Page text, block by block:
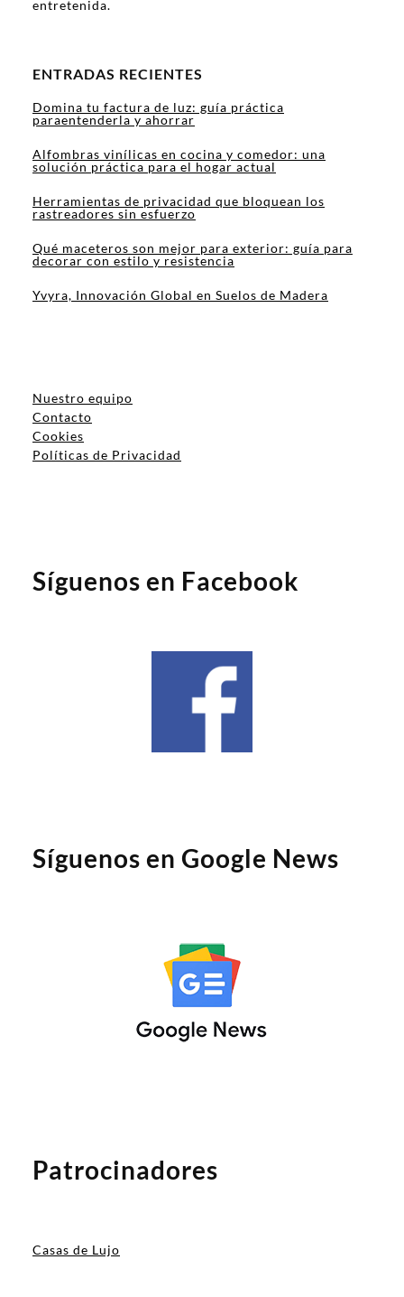
entretenida.
ENTRADAS RECIENTES
Domina tu factura de luz: guía práctica
paraentenderla y ahorrar
Alfombras vinílicas en cocina y comedor: una
solución práctica para el hogar actual
Herramientas de privacidad que bloquean los
rastreadores sin esfuerzo
Qué maceteros son mejor para exterior: guía para
decorar con estilo y resistencia
Yvyra, Innovación Global en Suelos de Madera
Nuestro equipo
Contacto
Cookies
Políticas de Privacidad
Síguenos en Facebook
Síguenos en Google News
Patrocinadores
Casas de Lujo